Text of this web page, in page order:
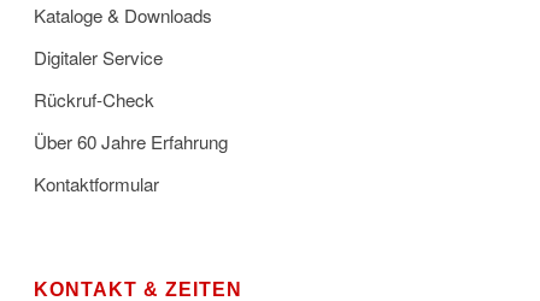
Kataloge & Downloads
Digitaler Service
Rückruf-Check
Über 60 Jahre Erfahrung
Kontaktformular
KONTAKT & ZEITEN